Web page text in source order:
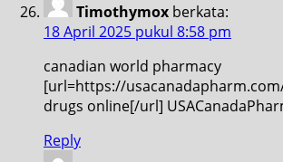
Timothymox berkata:
18 April 2025 pukul 8:58 pm
canadian world pharmacy
[url=https://
drugs online[/url]
Reply